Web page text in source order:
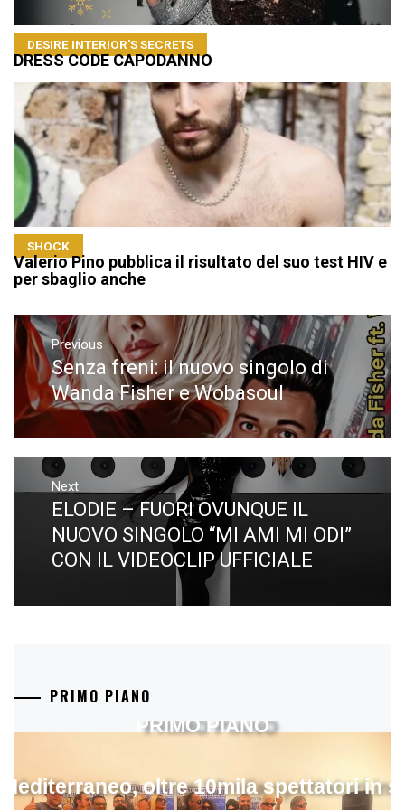
DESIRE INTERIOR'S SECRETS
DRESS CODE CAPODANNO
SHOCK
Valerio Pino pubblica il risultato del suo test HIV e
per sbaglio anche
Navigazione
articoli
Previous
Previous
post:
Senza freni: il nuovo singolo di
Wanda Fisher e Wobasoul
Next
Next
post:
ELODIE – FUORI OVUNQUE IL
NUOVO SINGOLO “MI AMI MI ODI”
CON IL VIDEOCLIP UFFICIALE
PRIMO PIANO
oltre 10mila spettatori in
PRIMO PIANO